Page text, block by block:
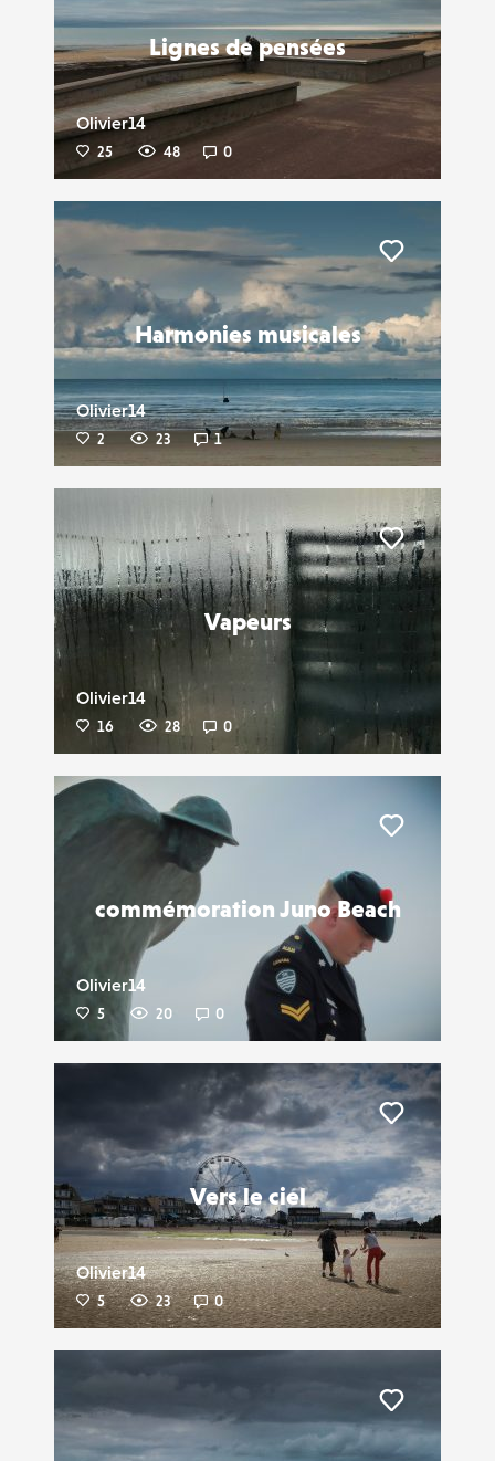
Lignes de pensées
Olivier14
25 48 0
Harmonies musicales
Olivier14
2 23 1
Liker
Vapeurs
Olivier14
16 28 0
Liker
commémoration Juno Beach
Olivier14
5 20 0
Vers le ciel
Olivier14
5 23 0
Liker